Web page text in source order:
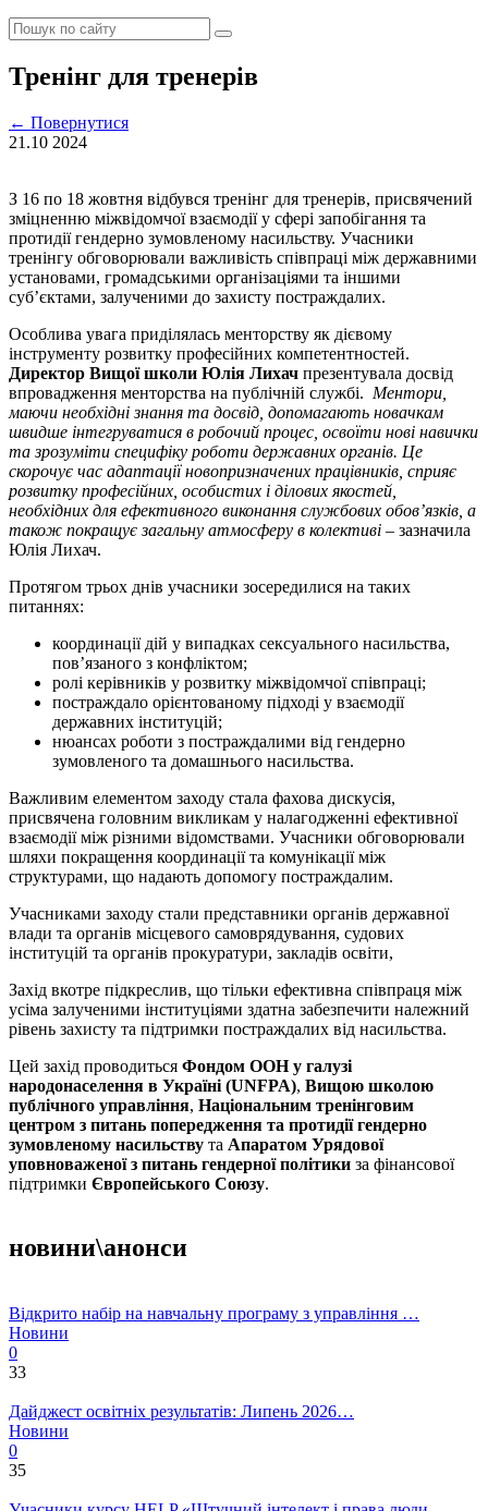
Тренінг для тренерів
← Повернутися
21.10 2024
З 16 по 18 жовтня відбувся тренінг для тренерів, присвячений
зміцненню міжвідомчої взаємодії у сфері запобігання та
протидії гендерно зумовленому насильству. Учасники
тренінгу обговорювали важливість співпраці між державними
установами, громадськими організаціями та іншими
суб’єктами, залученими до захисту постраждалих.
Особлива увага приділялась менторству як дієвому
інструменту розвитку професійних компетентностей.
Директор Вищої школи Юлія Лихач презентувала досвід
впровадження менторства на публічній службі. Ментори,
маючи необхідні знання та досвід, допомагають новачкам
швидше інтегруватися в робочий процес, освоїти нові навички
та зрозуміти специфіку роботи державних органів. Це
скорочує час адаптації новопризначених працівників, сприяє
розвитку професійних, особистих і ділових якостей,
необхідних для ефективного виконання службових обов’язків, а
також покращує загальну атмосферу в колективі – зазначила
Юлія Лихач.
Протягом трьох днів учасники зосередилися на таких
питаннях:
координації дій у випадках сексуального насильства,
пов’язаного з конфліктом;
ролі керівників у розвитку міжвідомчої співпраці;
постраждало орієнтованому підході у взаємодії
державних інституцій;
нюансах роботи з постраждалими від гендерно
зумовленого та домашнього насильства.
Важливим елементом заходу стала фахова дискусія,
присвячена головним викликам у налагодженні ефективної
взаємодії між різними відомствами. Учасники обговорювали
шляхи покращення координації та комунікації між
структурами, що надають допомогу постраждалим.
Учасниками заходу стали представники органів державної
влади та органів місцевого самоврядування, судових
інституцій та органів прокуратури, закладів освіти,
Захід вкотре підкреслив, що тільки ефективна співпраця між
усіма залученими інституціями здатна забезпечити належний
рівень захисту та підтримки постраждалих від насильства.
Цей захід проводиться Фондом ООН у галузі
народонаселення в Україні (UNFPA), Вищою школою
публічного управління, Національним тренінговим
центром з питань попередження та протидії гендерно
зумовленому насильству та Апаратом Урядової
уповноваженої з питань гендерної політики за фінансової
підтримки Європейського Союзу.
новини\анонси
Відкрито набір на навчальну програму з управління …
Новини
0
33
Дайджест освітніх результатів: Липень 2026…
Новини
0
35